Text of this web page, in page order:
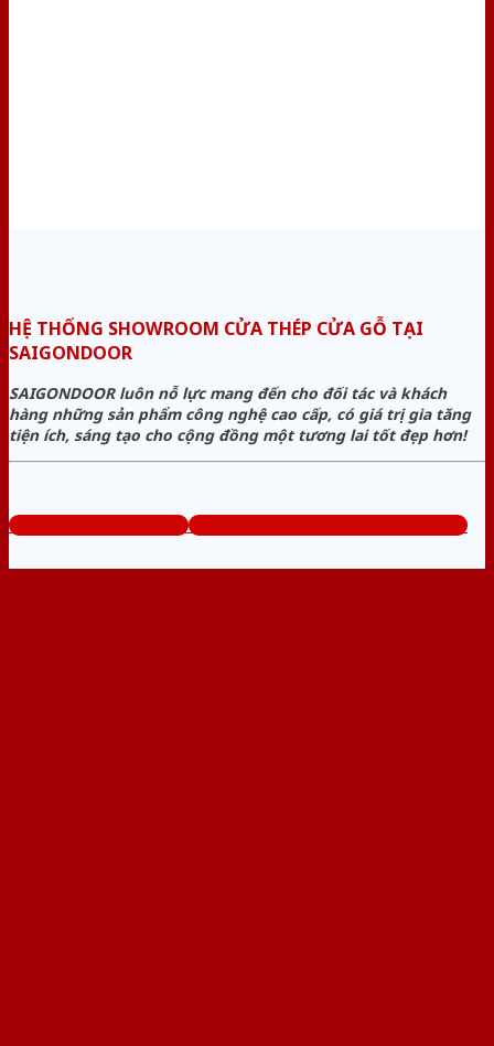
HỆ THỐNG SHOWROOM CỬA THÉP CỬA GỖ TẠI
SAIGONDOOR
SAIGONDOOR luôn nỗ lực mang đến cho đối tác và khách
hàng những sản phẩm công nghệ cao cấp, có giá trị gia tăng
tiện ích, sáng tạo cho cộng đồng một tương lai tốt đẹp hơn!
www.cuathepcuago.com Tổng đài tư vấn miễn phí: 0824.400.400